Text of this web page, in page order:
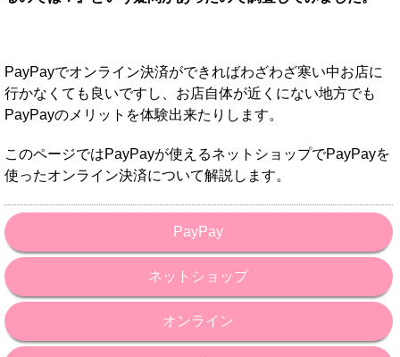
PayPayでオンライン決済ができればわざわざ寒い中お店に
行かなくても良いですし、お店自体が近くにない地方でも
PayPayのメリットを体験出来たりします。
このページではPayPayが使えるネットショップでPayPayを
使ったオンライン決済について解説します。
PayPay
ネットショップ
オンライン